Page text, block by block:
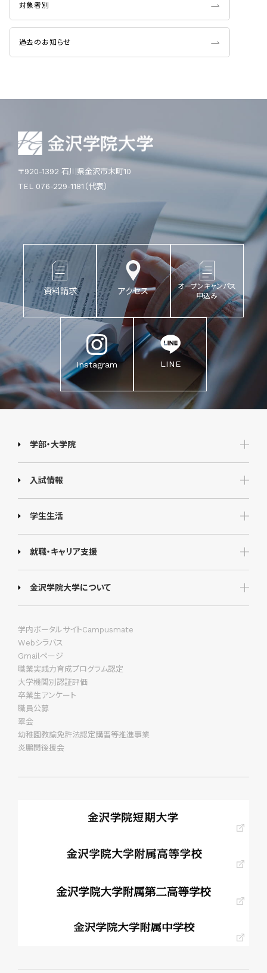
対象者別
過去のお知らせ
〒920-1392 石川県金沢市末町10
TEL 076-229-1181（代表）
資料請求 アクセス
オープンキャンパス
申込み
Instagram LINE
学部・大学院
入試情報
学生生活
就職・キャリア支援
金沢学院大学について
学内ポータルサイトCampusmate
Webシラバス
Gmailページ
職業実践力育成プログラム認定
大学機関別認証評価
卒業生アンケート
職員公募
翠会
幼稚園教諭免許法認定講習等推進事業
炎鵬関後援会